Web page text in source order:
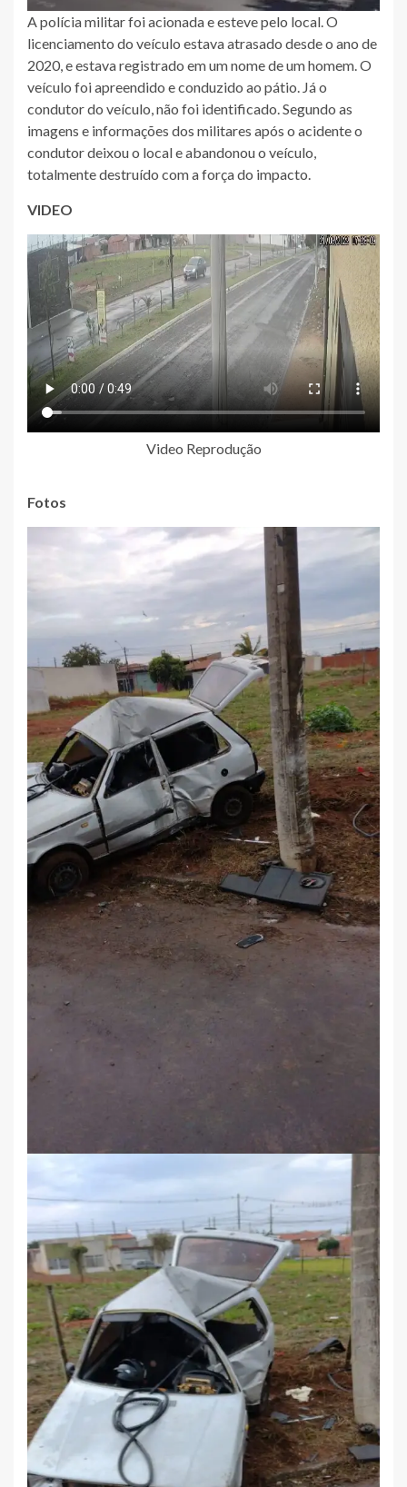
A polícia militar foi acionada e esteve pelo local. O
licenciamento do veículo estava atrasado desde o ano de
2020, e estava registrado em um nome de um homem. O
veículo foi apreendido e conduzido ao pátio. Já o
condutor do veículo, não foi identificado. Segundo as
imagens e informações dos militares após o acidente o
condutor deixou o local e abandonou o veículo,
totalmente destruído com a força do impacto.
VIDEO
Video Reprodução
Fotos